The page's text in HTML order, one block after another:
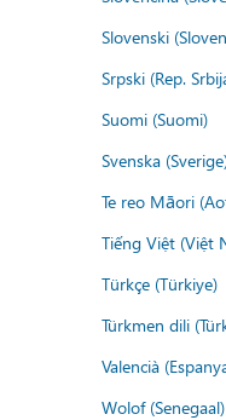
Slovenski
Srpski (Rep.
Suomi (Suomi)
Svenska
Te reo Māori
Tiếng Việt (Việt
Türkçe (Türkiye)
Türkmen dili
Valencià
Wolof (Senegaal)